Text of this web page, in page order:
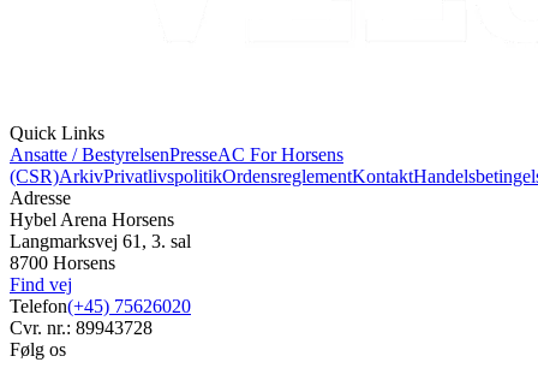
Quick Links
Ansatte / BestyrelsenPresseAC For Horsens
(CSR)ArkivPrivatlivspolitikOrdensreglementKontakt
Adresse
Hybel Arena Horsens
Langmarksvej 61, 3. sal
8700 Horsens
Find vej
Telefon(+45) 75626020
Cvr. nr.: 89943728
Følg os